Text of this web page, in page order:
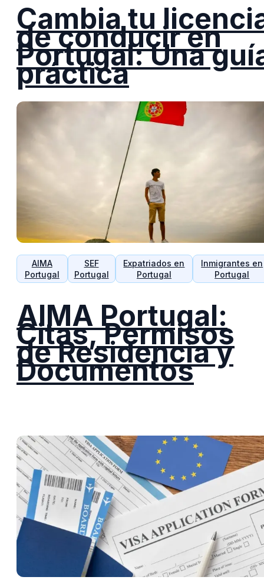
Cambia tu
de conducir en
Portugal: Una
práctica
AIMA
Portugal
SEF
Portugal
Expatriados en
Portugal
Inmigrantes en
Portugal
AIMA Portugal:
Citas, Permisos
de Residencia y
Documentos